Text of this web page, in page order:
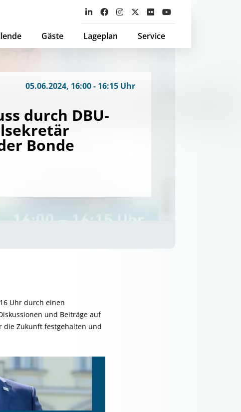
Gäste Lageplan Service
05.06.2024, 16:00 - 16:15 Uhr
durch DBU-
Bonde
Uhr durch einen
und Beiträge auf
die Zukunft festgehalten und